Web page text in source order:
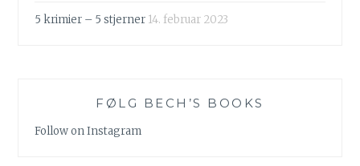
5 krimier – 5 stjerner 14. februar 2023
FØLG BECH’S BOOKS
Follow on Instagram